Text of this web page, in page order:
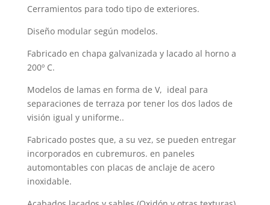
Cerramientos para todo tipo de exteriores.
Diseño modular según modelos.
Fabricado en chapa galvanizada y lacado al horno a
200º C.
Modelos de lamas en forma de V, ideal para
separaciones de terraza por tener los dos lados de
visión igual y uniforme..
Fabricado postes que, a su vez, se pueden entregar
incorporados en cubremuros. en paneles
automontables con placas de anclaje de acero
inoxidable.